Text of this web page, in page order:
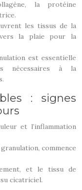
la protéine
les tissus de la
la plaie pour la
est essentielle
nécessaires à la
: signes
et l’inflammation
commence
et le tissu de
cicatriciel.